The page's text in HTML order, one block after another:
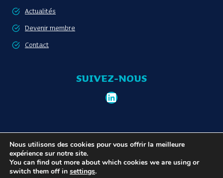
Actualités
Devenir membre
Contact
SUIVEZ-NOUS
LinkedIn
Devenir membre Politique de confidentialité
Nous utilisons des cookies pour vous offrir la meilleure
expérience sur notre site.
You can find out more about which cookies we are using or
switch them off in settings.